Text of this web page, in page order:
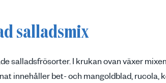
salladsmix
salladsfrösorter. I krukan ovan växer
innehåller bet- och mangoldblad, rucola,